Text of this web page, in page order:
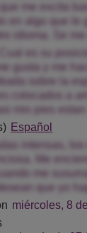
me excita
en algo que le
idioma. Se me
Cual es su
gusta y me
sobre la
colocados a
mis pies estan
Español
intensas,
Me
me
que yo
miércoles, 8